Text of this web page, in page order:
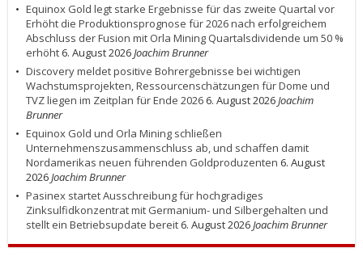
Equinox Gold legt starke Ergebnisse für das zweite Quartal vor
Erhöht die Produktionsprognose für 2026 nach erfolgreichem
Abschluss der Fusion mit Orla Mining Quartalsdividende um 50 %
erhöht 6. August 2026Joachim Brunner
Discovery meldet positive Bohrergebnisse bei wichtigen
Wachstumsprojekten, Ressourcenschätzungen für Dome und
TVZ liegen im Zeitplan für Ende 2026 6. August 2026Joachim
Brunner
Equinox Gold und Orla Mining schließen
Unternehmenszusammenschluss ab, und schaffen damit
Nordamerikas neuen führenden Goldproduzenten 6. August
2026Joachim Brunner
Pasinex startet Ausschreibung für hochgradiges
Zinksulfidkonzentrat mit Germanium- und Silbergehalten und
stellt ein Betriebsupdate bereit 6. August 2026Joachim Brunner